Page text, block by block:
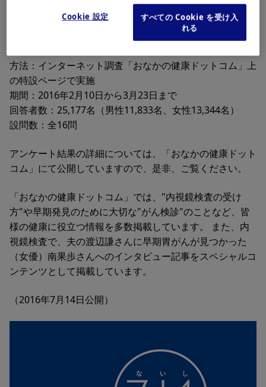
口芳美先生に分析および講評をしていただきました。
方法：インターネット調査「おなかの健康ドットコム」上
の特設ページで実施
期間：2016年2月10日から3月23日まで
回答者数：25,177名（男性11,833名、女性13,344名）
設問数：全16問
アンケート結果の詳細については、「おなかの健康ドット
コム」にて公開していますので、是非、ご覧ください。
「おなかの健康ドットコム」では、"内視鏡検査の受け
方"や早期発見のために大切な"がん検診"のことなど、皆
様の健康に役立つ情報を多数掲載しています。 また、内
視鏡検査で、夫の渡辺謙さんに早期胃がんが見つかった
（女優）南果歩さんへのインタビュー記事をスペシャルコ
ンテンツとして掲載しています。
（2016年7月14日公開）
Cookie 設定
すべての Cookie を受け入
れる